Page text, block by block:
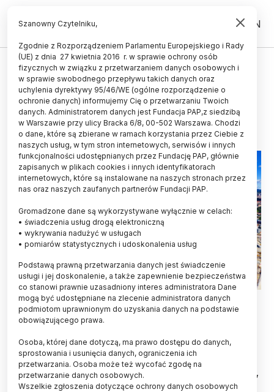
PL EN
ŚWIAT
Wielu Norwegów boi się pracy
17.11.2025
aktualizacja: 17.11.2025
4 minuty czytania
Fot. Adobe Stock
Ponad 100 tys. Norwegów cierpi na lęk związany z
pracą – informuje „International Journal of Stress
Management”. Wśród głównych czynników, które
powodują lęk związany z pracą, są m.in. mobbing,
konflikt między życiem zawodowym a prywatnym,
a także brak autonomii w wykonywaniu zadań.
Szanowny Czytelniku,
Zgodnie z Rozporządzeniem Parlamentu Europejskiego i Rady
(UE) z dnia 27 kwietnia 2016 r. w sprawie ochrony osób
fizycznych w związku z przetwarzaniem danych osobowych i
w sprawie swobodnego przepływu takich danych oraz
uchylenia dyrektywy 95/46/WE (ogólne rozporządzenie o
ochronie danych) informujemy Cię o przetwarzaniu Twoich
danych. Administratorem danych jest Fundacja PAP,z siedzibą
w Warszawie przy ulicy Bracka 6/8, 00-502 Warszawa. Chodzi
o dane, które są zbierane w ramach korzystania przez Ciebie z
naszych usług, w tym stron internetowych, serwisów i innych
funkcjonalności udostępnianych przez Fundację PAP, głównie
zapisanych w plikach cookies i innych identyfikatorach
internetowych, które są instalowane na naszych stronach przez
nas oraz naszych zaufanych partnerów Fundacji PAP.
Gromadzone dane są wykorzystywane wyłącznie w celach:
• świadczenia usług drogą elektroniczną
• wykrywania nadużyć w usługach
• pomiarów statystycznych i udoskonalenia usług
Podstawą prawną przetwarzania danych jest świadczenie
usługi i jej doskonalenie, a także zapewnienie bezpieczeństwa
co stanowi prawnie uzasadniony interes administratora Dane
mogą być udostępniane na zlecenie administratora danych
podmiotom uprawnionym do uzyskania danych na podstawie
obowiązującego prawa.
Osoba, której dane dotyczą, ma prawo dostępu do danych,
sprostowania i usunięcia danych, ograniczenia ich
przetwarzania. Osoba może też wycofać zgodę na
przetwarzanie danych osobowych.
Wszelkie zgłoszenia dotyczące ochrony danych osobowych